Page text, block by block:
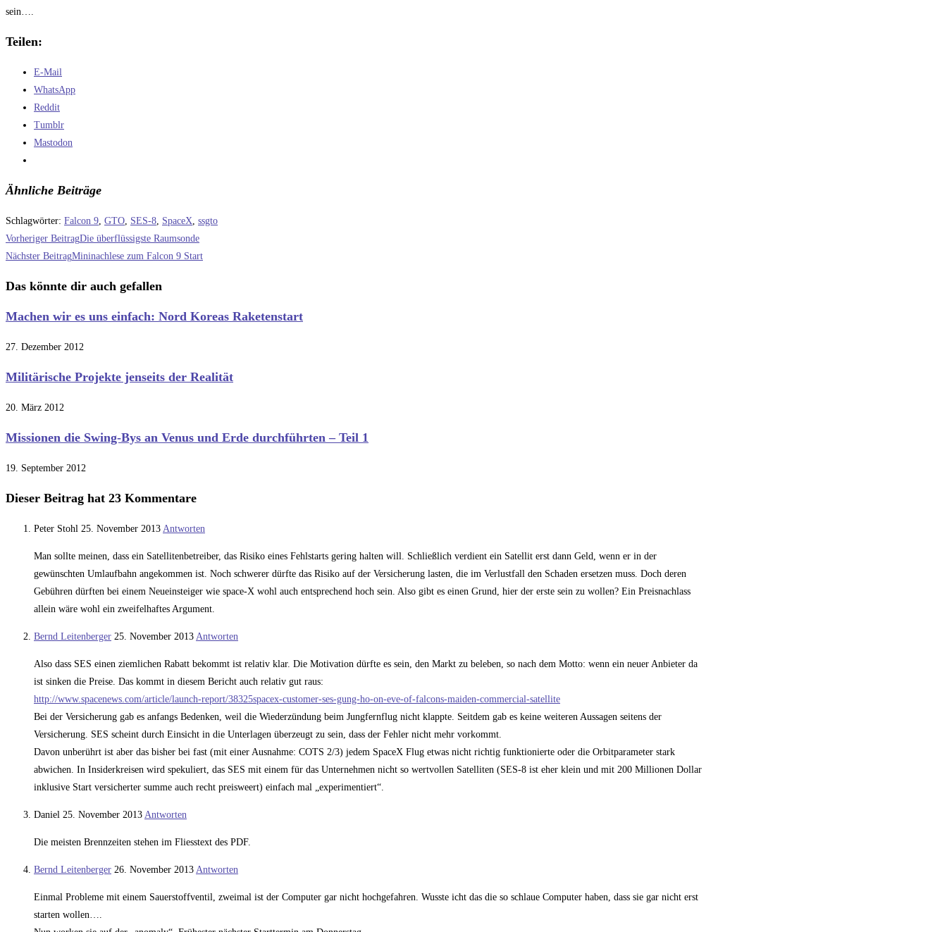
sein….
Teilen:
E-Mail
WhatsApp
Reddit
Tumblr
Mastodon
Ähnliche Beiträge
Schlagwörter: Falcon 9 GTO SES-8 SpaceX ssgto
Weitere
Artikel
ansehen
Vorheriger BeitragDie überflüssigste Raumsonde
Nächster BeitragMininachlese zum Falcon 9 Start
Das könnte dir auch gefallen
Machen wir es uns einfach: Nord Koreas Raketenstart
27. Dezember 2012
Militärische Projekte jenseits der Realität
20. März 2012
Missionen die Swing-Bys an Venus und Erde durchführten – Teil 1
19. September 2012
Dieser Beitrag hat 23 Kommentare
Peter Stohl 25. November 2013 Antworten
Man sollte meinen, dass ein Satellitenbetreiber, das Risiko eines Fehlstarts gering halten will. Schließlich verdient ein Satellit erst dann Geld, wenn er in der
gewünschten Umlaufbahn angekommen ist. Noch schwerer dürfte das Risiko auf der Versicherung lasten, die im Verlustfall den Schaden ersetzen muss. Doch deren
Gebühren dürften bei einem Neueinsteiger wie space-X wohl auch entsprechend hoch sein. Also gibt es einen Grund, hier der erste sein zu wollen? Ein Preisnachlass
allein wäre wohl ein zweifelhaftes Argument.
Bernd Leitenberger 25. November 2013 Antworten
Also dass SES einen ziemlichen Rabatt bekommt ist relativ klar. Die Motivation dürfte es sein, den Markt zu beleben, so nach dem Motto: wenn ein neuer Anbieter da
ist sinken die Preise. Das kommt in diesem Bericht auch relativ gut raus:
http://www.spacenews.com/article/launch-report/38325spacex-customer-ses-gung-ho-on-eve-of-falcons-maiden-commercial-satellite
Bei der Versicherung gab es anfangs Bedenken, weil die Wiederzündung beim Jungfernflug nicht klappte. Seitdem gab es keine weiteren Aussagen seitens der
Versicherung. SES scheint durch Einsicht in die Unterlagen überzeugt zu sein, dass der Fehler nicht mehr vorkommt.
Davon unberührt ist aber das bisher bei fast (mit einer Ausnahme: COTS 2/3) jedem SpaceX Flug etwas nicht richtig funktionierte oder die Orbitparameter stark
abwichen. In Insiderkreisen wird spekuliert, das SES mit einem für das Unternehmen nicht so wertvollen Satelliten (SES-8 ist eher klein und mit 200 Millionen Dollar
inklusive Start versicherter summe auch recht preisweert) einfach mal „experimentiert“.
Daniel 25. November 2013 Antworten
Die meisten Brennzeiten stehen im Fliesstext des PDF.
Bernd Leitenberger 26. November 2013 Antworten
Einmal Probleme mit einem Sauerstoffventil, zweimal ist der Computer gar nicht hochgefahren. Wusste icht das die so schlaue Computer haben, dass sie gar nicht erst
starten wollen….